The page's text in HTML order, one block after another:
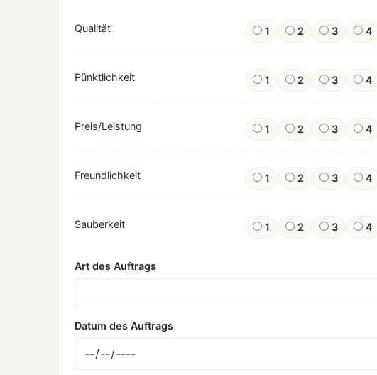
Qualität 1 2 3 4
Pünktlichkeit 1 2 3 4
Preis/Leistung 1 2 3 4
Freundlichkeit 1 2 3 4
Sauberkeit 1 2 3 4
Art des Auftrags
Datum des Auftrags